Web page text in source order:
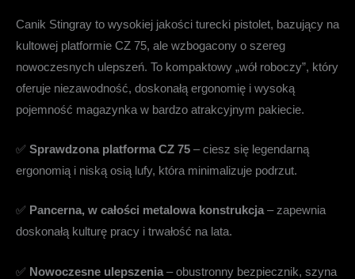
Canik Stingray to wysokiej jakości turecki pistolet, bazujący na
kultowej platformie CZ 75, ale wzbogacony o szereg
nowoczesnych ulepszeń. To kompaktowy „wół roboczy”, który
oferuje niezawodność, doskonałą ergonomię i wysoką
pojemność magazynka w bardzo atrakcyjnym pakiecie.
✅ Sprawdzona platforma CZ 75 – ciesz się legendarną
ergonomią i niską osią lufy, która minimalizuje podrzut.
✅ Pancerna, w całości metalowa konstrukcja– zapewnia
doskonałą kulturę pracy i trwałość na lata.
✅ Nowoczesne ulepszenia – obustronny bezpiecznik, szyna